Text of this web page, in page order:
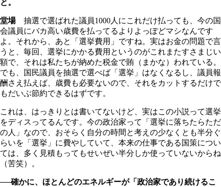
と。
堂場抽選で選ばれた議員1000人にこれだけ払っても、今の国
会議員にバカ高い歳費を払ってるよりよっぽどマシなんです
よ。それから、あと「選挙費用」ですね。実はお金の問題で言
うと、毎回、選挙にかかる費用というのがこれまたすさまじい
額で、それは私たちが納めた税金で賄（まかな）われている。
でも、国民議員を抽選で選べば「選挙」はなくなるし、議員報
酬さえ払えば、歳費も必要ないので、それをカットするだけで
もだいぶ節約できるはずです。
これは、はっきりとは書いてないけど、実はこの小説って選挙
をディスってるんです。今の政治家って「選挙に落ちたらただ
の人」なので、おそらく自分の時間と考えの少なくとも半分ぐ
らいを「選挙」に費やしていて、本来の仕事である国策につい
ては、多く見積もってもせいぜい半分しか使っていないからね
（苦笑）。
──確かに、ほとんどのエネルギーが「政治家であり続けるこ